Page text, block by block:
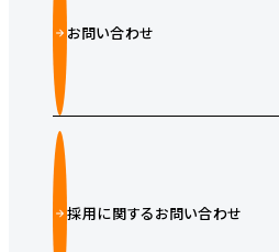
お問い合わせ
採用に関するお問い合わせ